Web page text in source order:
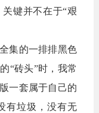
键并不在于“艰
集的一排排黑色
“砖头”时，我常
一套属于自己的
有垃圾，没有无